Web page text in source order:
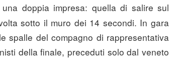
una doppia impresa: quella di salire sul
sotto il muro dei 14 secondi. In gara
spalle del compagno di rappresentativa
della finale, preceduti solo dal veneto